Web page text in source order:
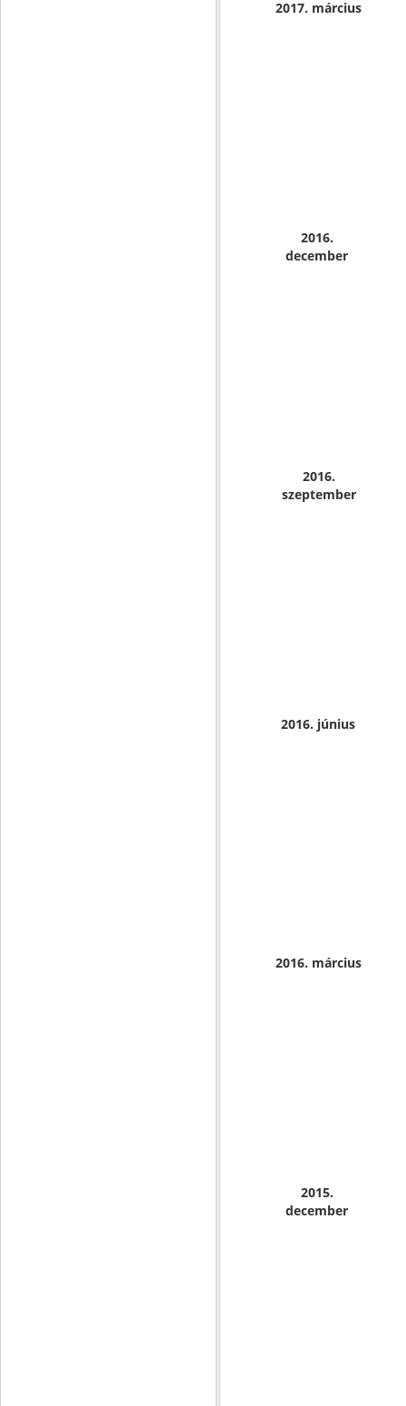
2017. március
2016.
december
2016.
szeptember
2016. június
2016. március
2015.
december